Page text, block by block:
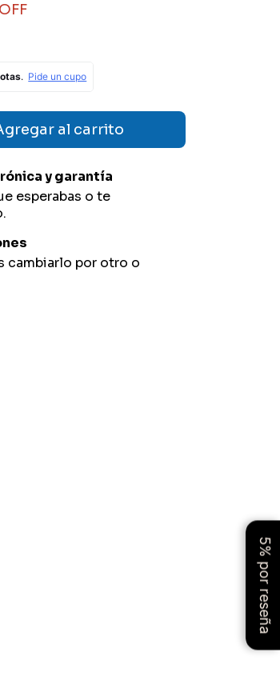
y garantía
esperabas o te
cambiarlo por otro o
5% por reseña